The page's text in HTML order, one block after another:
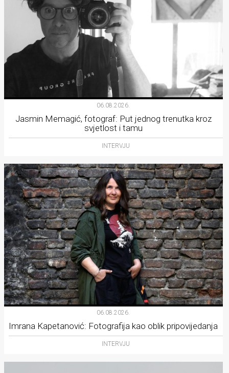
06.08.2026.
Jasmin Memagić, fotograf: Put jednog trenutka kroz
svjetlost i tamu
INTERVJU
06.08.2026.
Imrana Kapetanović: Fotografija kao oblik pripovijedanja
INTERVJU